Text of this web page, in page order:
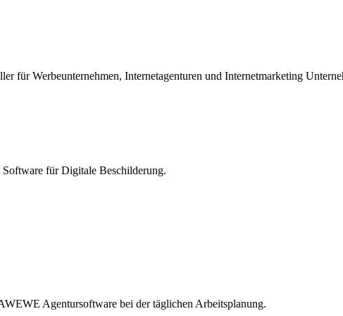
für Werbeunternehmen, Internetagenturen und Internetmarketing
für Digitale Beschilderung.
Agentursoftware bei der täglichen Arbeitsplanung.